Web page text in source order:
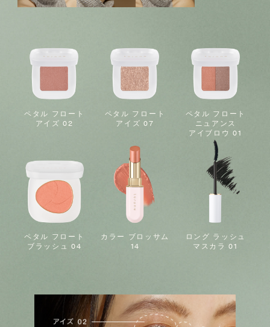
ペタル フロート
アイズ 02
ペタル フロート
アイズ 07
ペタル フロート
ニュアンス
アイブロウ 01
ペタル フロート
ブラッシュ 04
カラー ブロッサム
14
ロング ラッシュ
マスカラ 01